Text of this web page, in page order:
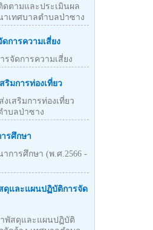
ดตามและประเมินผล
เทศบาลตำบลป่าซาง
การความเสี่ยง
รจัดการความเสี่ยง
ริมการท่องเที่ยว
เสริมการท่องเที่ยว
ำบลป่าซาง
รศึกษา
การศึกษา (พ.ศ.2566 -
ดุและแผนปฏิบัติการจัด
พัสดุและแผนปฏิบัติ